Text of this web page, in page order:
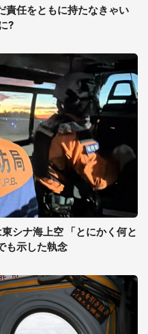
責任をともに持たなきゃい
?
シナ海上空 「とにかく何と
も示した執念